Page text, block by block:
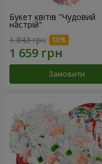
Букет квітів "Чудовий
настрій"
1 843 грн
Замовити